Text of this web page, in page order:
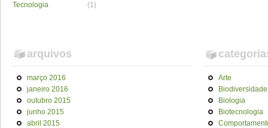
Tecnologia
(1)
arquivos
março 2016
janeiro 2016
outubro 2015
junho 2015
abril 2015
Arte
Biodiversidade
Biologia
Biotecnologia